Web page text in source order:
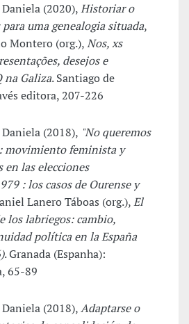
(2020),Historiar o
uma genealogia situada,
Montero (org.),Nos, xs
desejos e
na Galiza. Santiago de
editora, 207-226
(2018), "No queremos
movimiento feminista y
las elecciones
: los casos de Ourense y
Lanero Táboas (org.),El
los labriegos: cambio,
política en la España
. Granada (Espanha):
65-89
(2018),Adaptarse o